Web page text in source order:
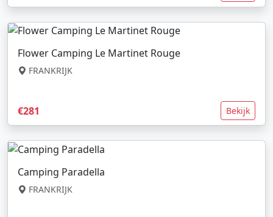
Flower Camping Le Martinet Rouge
FRANKRIJK
€281 Bekijk
Camping Paradella
FRANKRIJK